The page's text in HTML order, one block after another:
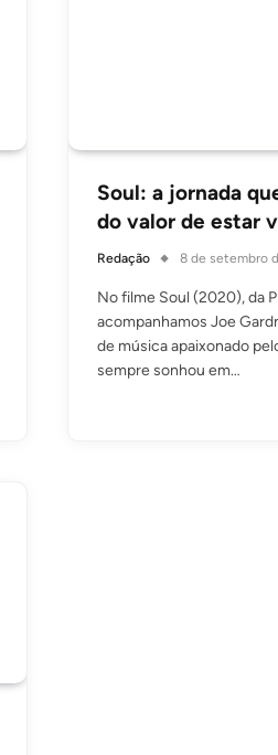
Soul: a jornada
do valor de estar
Redação 8 de setembro
No filme Soul (2020), da
acompanhamos Joe
de música apaixonado
sempre sonhou em…